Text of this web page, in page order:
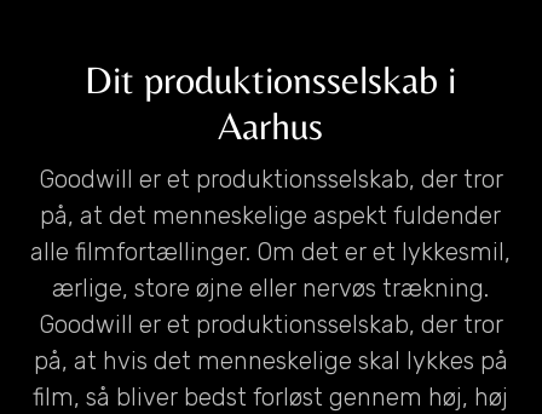
Dit produktionsselskab i
Aarhus
Goodwill er et produktionsselskab, der tror
på, at det menneskelige aspekt fuldender
alle filmfortællinger. Om det er et lykkesmil,
ærlige, store øjne eller nervøs trækning.
Goodwill er et produktionsselskab, der tror
på, at hvis det menneskelige skal lykkes på
film, så bliver bedst forløst gennem høj, høj